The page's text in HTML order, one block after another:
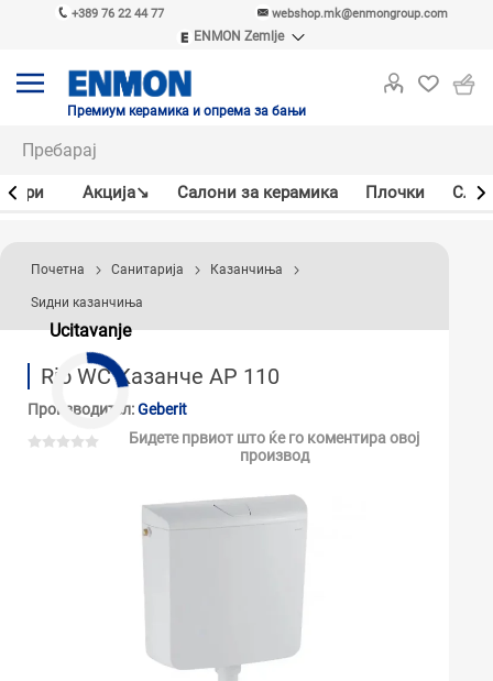
+389 76 22 44 77 webshop.mk@enmongroup.com
ENMON Zemlje
ENMON MKD
Премиум керамика и опрема за бањи
Акцијa↘ Салони за керамика Плочки
Ucitavanje
Почетна Санитарија Казанчиња
Ѕидни казанчиња
Rio WC Казанче AP 110
Производител:Geberit
Бидете првиот што ќе го коментира овој
производ